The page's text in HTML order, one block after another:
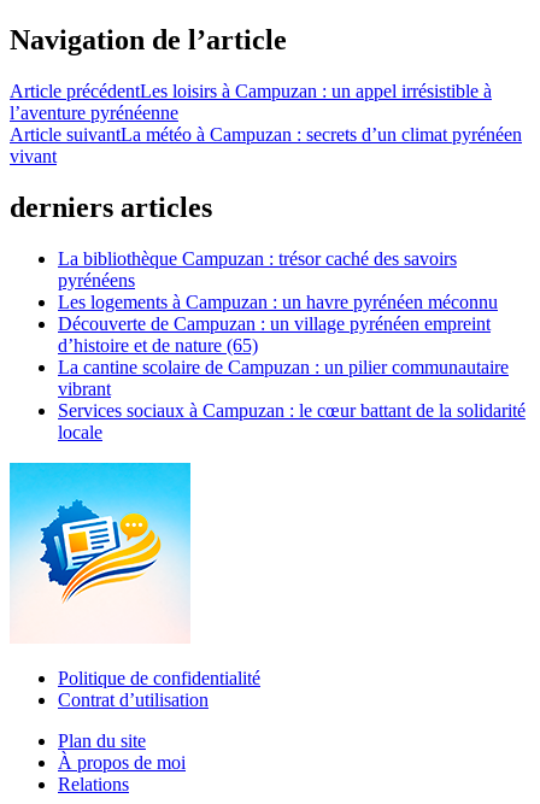
Navigation de l’article
Article précédentLes loisirs à Campuzan : un appel irrésistible à
l’aventure pyrénéenne
Article suivantLa météo à Campuzan : secrets d’un climat pyrénéen
vivant
derniers articles
La bibliothèque Campuzan : trésor caché des savoirs
pyrénéens
Les logements à Campuzan : un havre pyrénéen méconnu
Découverte de Campuzan : un village pyrénéen empreint
d’histoire et de nature (65)
La cantine scolaire de Campuzan : un pilier communautaire
vibrant
Services sociaux à Campuzan : le cœur battant de la solidarité
locale
Politique de confidentialité
Contrat d’utilisation
Plan du site
À propos de moi
Relations